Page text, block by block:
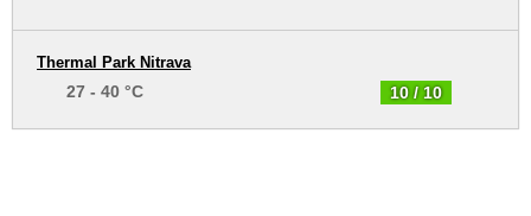
10 / 10
Thermal Park Nitrava
27 - 40 °C